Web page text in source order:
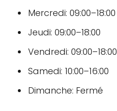
Mercredi: 09:00–18:00
Jeudi: 09:00–18:00
Vendredi: 09:00–18:00
Samedi: 10:00–16:00
Dimanche: Fermé